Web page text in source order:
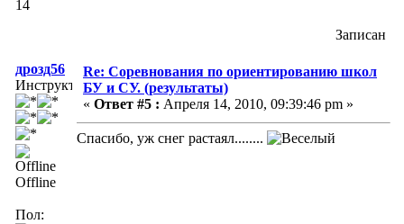
14
Записан
дрозд56
Инструктор
Offline
Пол:
Re: Соревнования по ориентированию школ
БУ и СУ. (результаты)
« Ответ #5 : Апреля 14, 2010, 09:39:46 pm »
Спасибо, уж снег растаял........